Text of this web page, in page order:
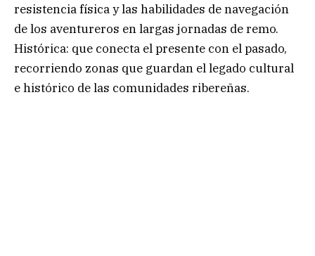
resistencia física y las habilidades de navegación
de los aventureros en largas jornadas de remo.
Histórica: que conecta el presente con el pasado,
recorriendo zonas que guardan el legado cultural
e histórico de las comunidades ribereñas.